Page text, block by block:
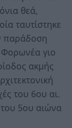
θεά,
ταυτίστηκε
παράδοση
γιο
ακμής
του 6ου αι.
5ου αιώνα